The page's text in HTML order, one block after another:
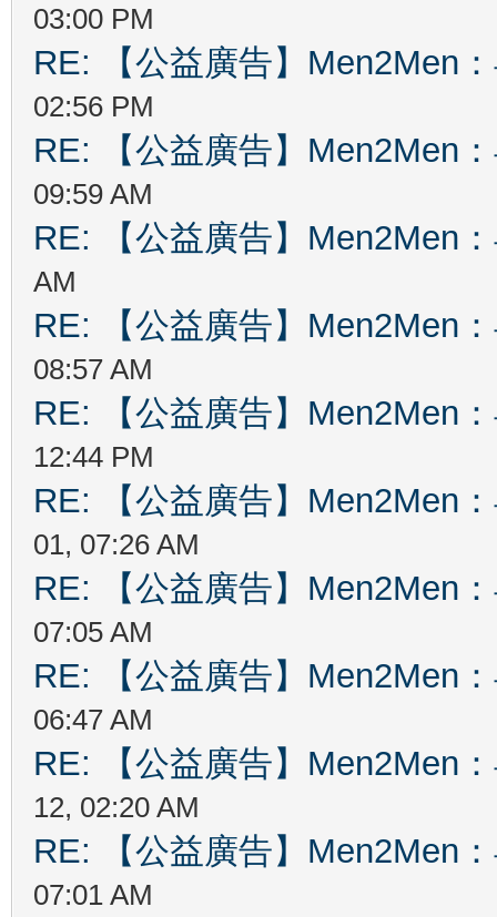
03:00 PM
RE: 【公益廣告】Men2Men
02:56 PM
RE: 【公益廣告】Men2Men
09:59 AM
RE: 【公益廣告】Men2Men
AM
RE: 【公益廣告】Men2Men
08:57 AM
RE: 【公益廣告】Men2Men
12:44 PM
RE: 【公益廣告】Men2Men
01, 07:26 AM
RE: 【公益廣告】Men2Men
07:05 AM
RE: 【公益廣告】Men2Men
06:47 AM
RE: 【公益廣告】Men2Men
12, 02:20 AM
RE: 【公益廣告】Men2Men
07:01 AM